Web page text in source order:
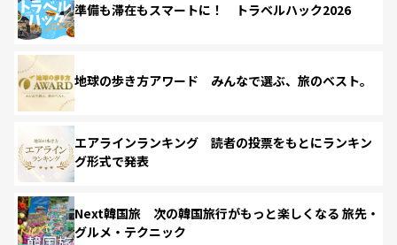
準備も滞在もスマートに！ トラベルハック2026
地球の歩き方アワード みんなで選ぶ、旅のベスト。
エアラインランキング 読者の投票をもとにランキン
グ形式で発表
Next韓国旅 次の韓国旅行がもっと楽しくなる 旅先・
グルメ・テクニック